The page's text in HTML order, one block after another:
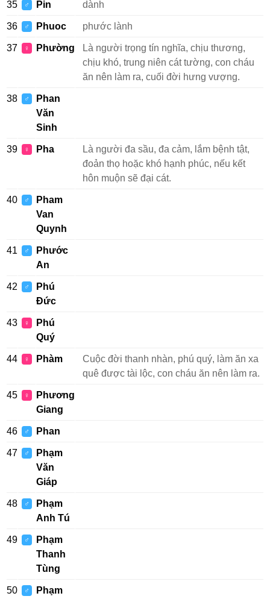
35 ♂ Pin dành
36 ♂ Phuoc phước lành
37 ♀ Phường
Là người trọng tín nghĩa, chịu thương,
chịu khó, trung niên cát tường, con cháu
ăn nên làm ra, cuối đời hưng vượng.
38 ♂
Phan
Văn
Sinh
39 ♀ Pha
Là người đa sầu, đa cảm, lắm bệnh tật,
đoản thọ hoặc khó hạnh phúc, nếu kết
hôn muộn sẽ đại cát.
40 ♂
Pham
Van
Quynh
41 ♂
Phước
An
42 ♂
Phú
Đức
43 ♀
Phú
Quý
44 ♀ Phàm
Cuộc đời thanh nhàn, phú quý, làm ăn xa
quê được tài lộc, con cháu ăn nên làm ra.
45 ♀
Phương
Giang
46 ♂ Phan
47 ♂
Phạm
Văn
Giáp
48 ♂
Phạm
Anh Tú
49 ♂
Phạm
Thanh
Tùng
50 ♂
Phạm